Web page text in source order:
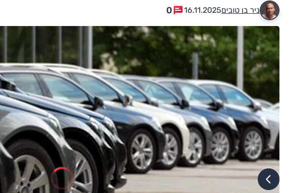
ניר בן טובים16.11.2025
0